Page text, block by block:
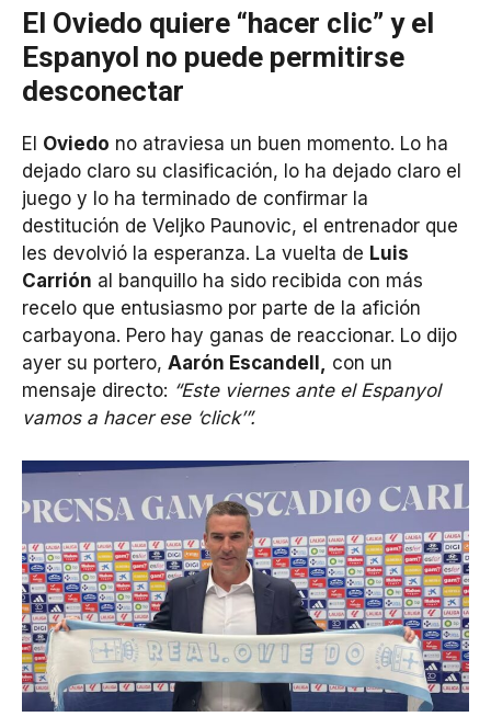
El Oviedo quiere “hacer clic” y el
Espanyol no puede permitirse
desconectar
El Oviedo no atraviesa un buen momento. Lo ha
dejado claro su clasificación, lo ha dejado claro el
juego y lo ha terminado de confirmar la
destitución de Veljko Paunovic, el entrenador que
les devolvió la esperanza. La vuelta de Luis
Carrión al banquillo ha sido recibida con más
recelo que entusiasmo por parte de la afición
carbayona. Pero hay ganas de reaccionar. Lo dijo
ayer su portero, Aarón Escandell, con un
mensaje directo: “Este viernes ante el Espanyol
vamos a hacer ese ‘click’”.